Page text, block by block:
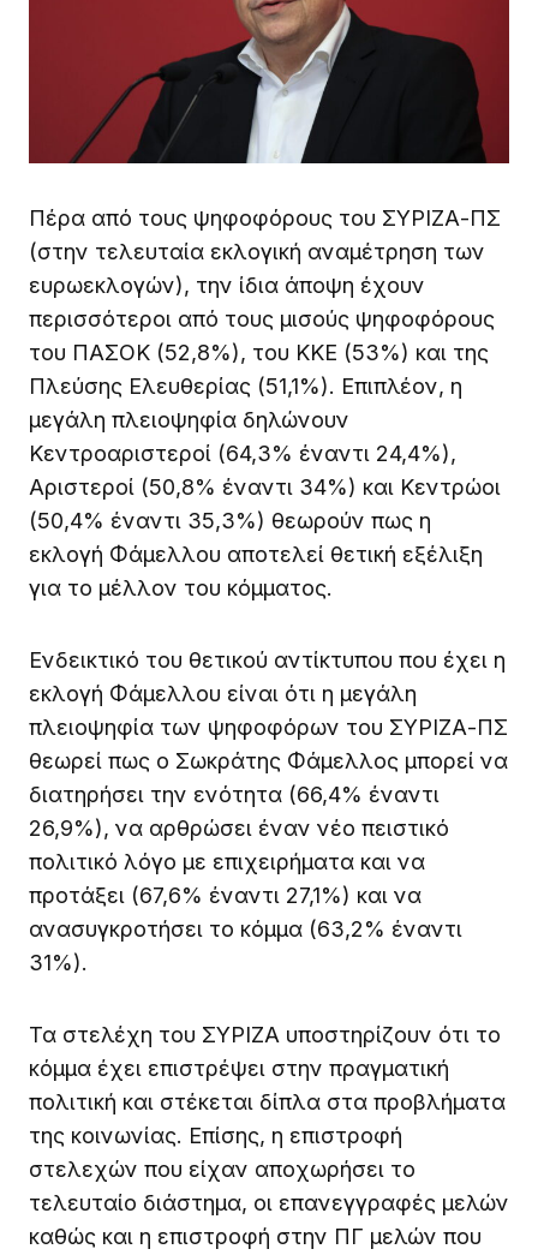
Πέρα από τους ψηφοφόρους του ΣΥΡΙΖΑ-ΠΣ
(στην τελευταία εκλογική αναμέτρηση των
ευρωεκλογών), την ίδια άποψη έχουν
περισσότεροι από τους μισούς ψηφοφόρους
του ΠΑΣΟΚ (52,8%), του ΚΚΕ (53%) και της
Πλεύσης Ελευθερίας (51,1%). Επιπλέον, η
μεγάλη πλειοψηφία δηλώνουν
Κεντροαριστεροί (64,3% έναντι 24,4%),
Αριστεροί (50,8% έναντι 34%) και Κεντρώοι
(50,4% έναντι 35,3%) θεωρούν πως η
εκλογή Φάμελλου αποτελεί θετική εξέλιξη
για το μέλλον του κόμματος.
Ενδεικτικό του θετικού αντίκτυπου που έχει η
εκλογή Φάμελλου είναι ότι η μεγάλη
πλειοψηφία των ψηφοφόρων του ΣΥΡΙΖΑ-ΠΣ
θεωρεί πως ο Σωκράτης Φάμελλος μπορεί να
διατηρήσει την ενότητα (66,4% έναντι
26,9%), να αρθρώσει έναν νέο πειστικό
πολιτικό λόγο με επιχειρήματα και να
προτάξει (67,6% έναντι 27,1%) και να
ανασυγκροτήσει το κόμμα (63,2% έναντι
31%).
Τα στελέχη του ΣΥΡΙΖΑ υποστηρίζουν ότι το
κόμμα έχει επιστρέψει στην πραγματική
πολιτική και στέκεται δίπλα στα προβλήματα
της κοινωνίας. Επίσης, η επιστροφή
στελεχών που είχαν αποχωρήσει το
τελευταίο διάστημα, οι επανεγγραφές μελών
καθώς και η επιστροφή στην ΠΓ μελών που